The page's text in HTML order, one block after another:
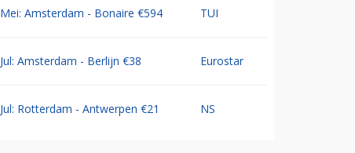
Mei: Amsterdam - Bonaire €594 TUI
Jul: Amsterdam - Berlijn €38 Eurostar
Jul: Rotterdam - Antwerpen €21 NS